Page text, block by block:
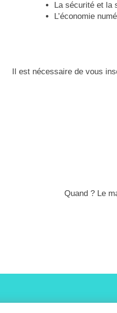
La sécurité et la
L’économie
Il est nécessaire de vous
Quand ? Le